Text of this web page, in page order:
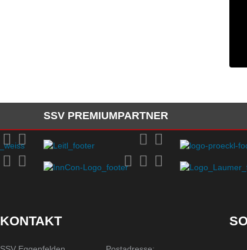
SSV PREMIUMPARTNER
KONTAKT